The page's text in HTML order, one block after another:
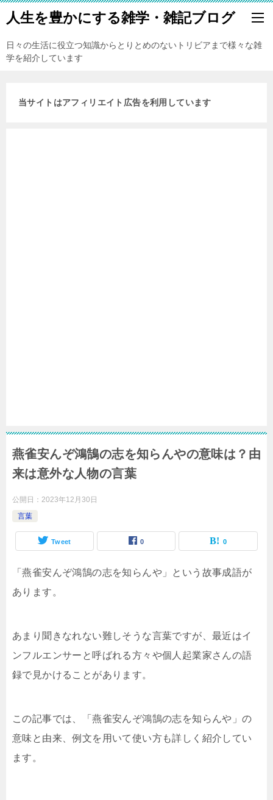
人生を豊かにする雑学・雑記ブログ
日々の生活に役立つ知識からとりとめのないトリビアまで様々な雑
学を紹介しています
当サイトはアフィリエイト広告を利用しています
燕雀安んぞ鴻鵠の志を知らんやの意味は？由
来は意外な人物の言葉
公開日： 2023年12月30日
言葉
Tweet 0 0
「燕雀安んぞ鴻鵠の志を知らんや」という故事成語が
あります。
あまり聞きなれない難しそうな言葉ですが、最近はイ
ンフルエンサーと呼ばれる方々や個人起業家さんの語
録で見かけることがあります。
この記事では、「燕雀安んぞ鴻鵠の志を知らんや」の
意味と由来、例文を用いて使い方も詳しく紹介してい
ます。